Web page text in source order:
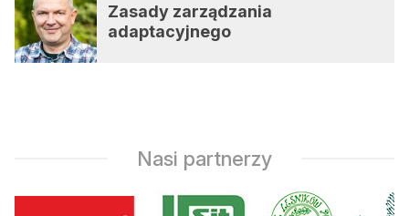
Zasady zarządzania
adaptacyjnego
Nasi partnerzy